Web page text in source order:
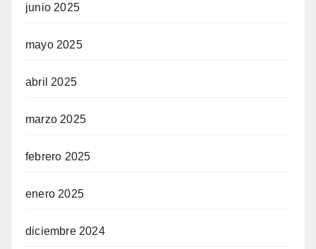
junio 2025
mayo 2025
abril 2025
marzo 2025
febrero 2025
enero 2025
diciembre 2024